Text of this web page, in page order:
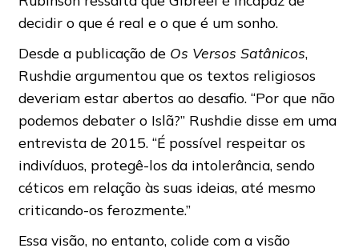
decidir o que é real e o que é um sonho.
Desde a publicação de Os Versos Satânicos,
Rushdie argumentou que os textos religiosos
deveriam estar abertos ao desafio. “Por que não
podemos debater o Islã?” Rushdie disse em uma
entrevista de 2015. “É possível respeitar os
indivíduos, protegê-los da intolerância, sendo
céticos em relação às suas ideias, até mesmo
criticando-os ferozmente.”
Essa visão, no entanto, colide com a visão